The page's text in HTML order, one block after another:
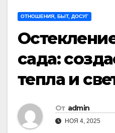
ОТНОШЕНИЯ, БЫТ, ДОСУГ
сада:
тепла и
От admin
НОЯ 4, 2025